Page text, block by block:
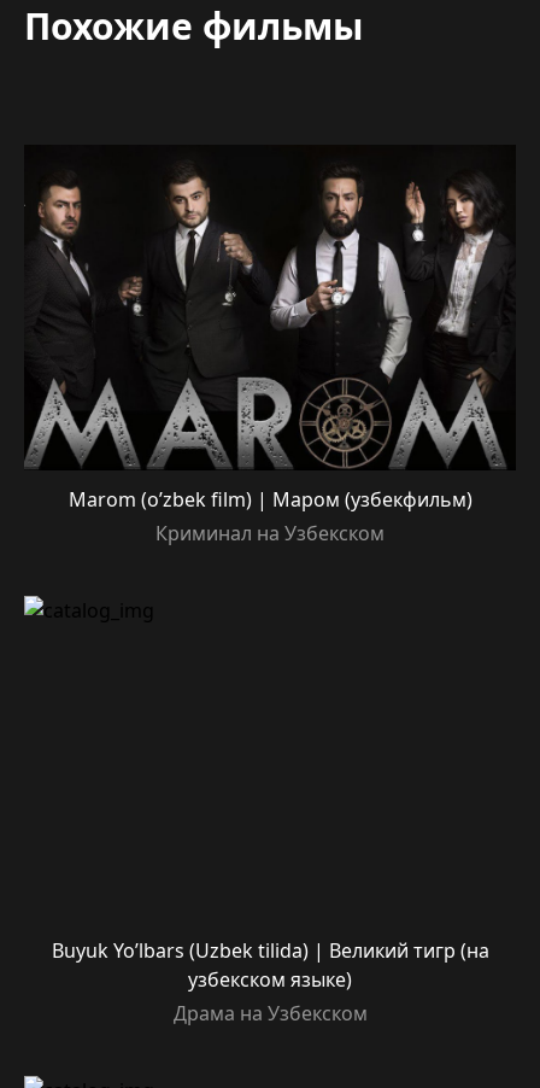
Похожие фильмы
Marom (o’zbek film) | Маром (узбекфильм)
Криминал на Узбекском
Buyuk Yo’lbars (Uzbek tilida) | Великий тигр (на
узбекском языке)
Драма на Узбекском